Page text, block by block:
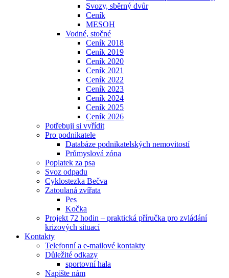
Svozy, sběrný dvůr
Ceník
MESOH
Vodné, stočné
Ceník 2018
Ceník 2019
Ceník 2020
Ceník 2021
Ceník 2022
Ceník 2023
Ceník 2024
Ceník 2025
Ceník 2026
Potřebuji si vyřídit
Pro podnikatele
Databáze podnikatelských nemovitostí
Průmyslová zóna
Poplatek za psa
Svoz odpadu
Cyklostezka Bečva
Zatoulaná zvířata
Pes
Kočka
Projekt 72 hodin – praktická příručka pro zvládání
krizových situací
Kontakty
Telefonní a e-mailové kontakty
Důležité odkazy
sportovní hala
Napište nám